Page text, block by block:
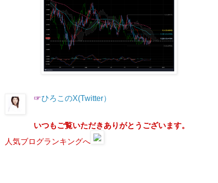
☞ひろこのX(Twitter）
いつもご覧いただきありがとうございます。
人気ブログランキングへ